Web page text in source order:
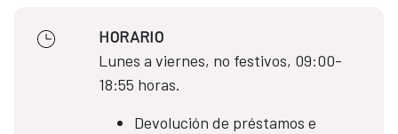
HORARIO
Lunes a viernes, no festivos, 09:00-
18:55 horas.
Devolución de préstamos e